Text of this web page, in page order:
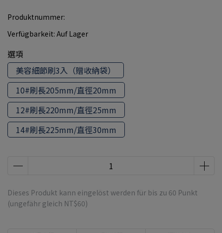
Produktnummer:
Verfügbarkeit: Auf Lager
選項
美容細節刷3入（贈收納袋）
10#刷長205mm/直徑20mm
12#刷長220mm/直徑25mm
14#刷長225mm/直徑30mm
Dieses Produkt kann eingelöst werden für bis zu 60 Punkt
(ungefähr gleich NT$60)